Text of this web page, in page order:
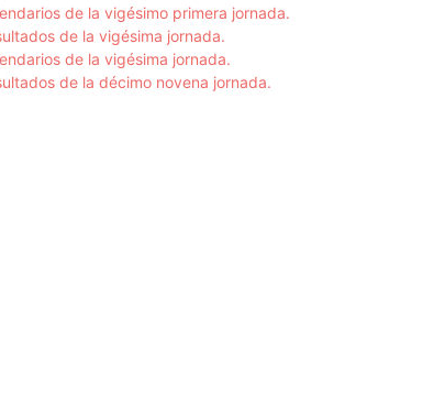
de la vigésimo primera jornada.
de la vigésima jornada.
de la vigésima jornada.
de la décimo novena jornada.